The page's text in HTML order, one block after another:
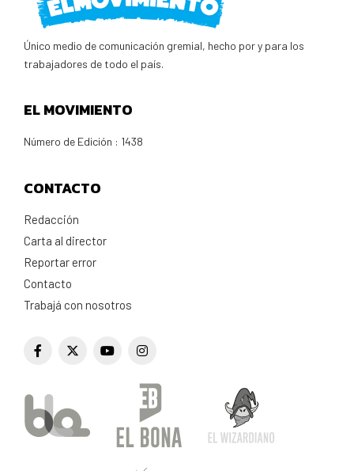
Único medio de comunicación gremial, hecho por y para los
trabajadores de todo el país.
EL MOVIMIENTO
Número de Edición : 1438
CONTACTO
Redacción
Carta al director
Reportar error
Contacto
Trabajá con nosotros